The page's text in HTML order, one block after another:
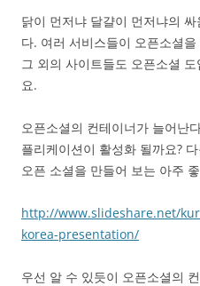
닭이 먼저냐 달걀이 먼저냐의
다. 여러 서비스들이 오픈소셜
그 외의 사이트들도 오픈소셜
요.
오픈소셜의 컨테이너가 늘어난
플리케이션이 활성화 될까요?
오픈 소셜을 만들어 보는 아주
http://www.slideshare.net/
korea-presentation/
우선 알 수 있듯이 오픈소셜의